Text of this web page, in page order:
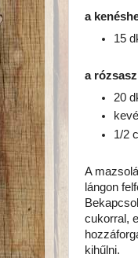
a
15
a
20
1/2
A
lángon
cukorral,
kihűlni.